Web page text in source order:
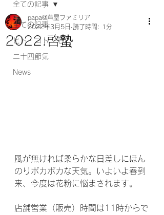
全ての記事
ヒト・コト・モノ
二十四節気
News
全ての記事
2022.啓蟄
papa@芦屋ファミリア
2022年3月5日 読了時間: 1分
風が無ければ柔らかな日差しにほん
のりポカポカな天気。いよいよ春到
来、今度は花粉に悩まされます。
店舗営業（販売）時間は11時からで